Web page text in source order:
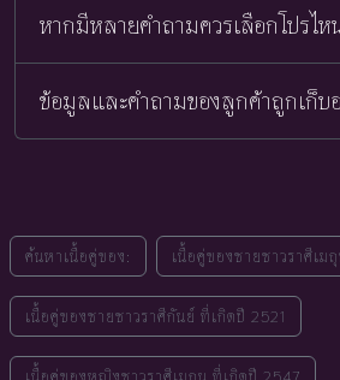
หากมีหลายคำถามควรเลือกโปรไห
ข้อมูลและคำถามของลูกค้าถูกเก็บอ
ค้นหาเนื้อคู่ของ: เนื้อคู่ของชายชาวราศีเม
เนื้อคู่ของชายชาวราศีกันย์ ที่เกิดปี 2521